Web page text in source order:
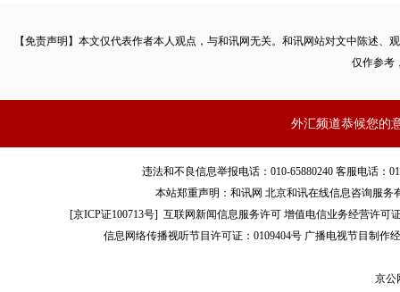
【免责声明】本文仅代表作者本人观点，与和讯网无关。和讯网站对文中陈述
仅作参考
外汇频道恭候您的
违法和不良信息举报电话：010-65880240 客服电话：
本站郑重声明：和讯网 北京和讯在线信息咨询服
[京ICP证100713号]互联网新闻信息服务许可 增值电信业务经营许可
信息网络传播视听节目许可证：0109404号 广播电视节目制作
京公